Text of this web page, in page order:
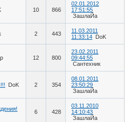
10 866
02.01.2012
17:51:55
ЗашлаЙа
2 443
11.03.2011
11:33:14
DoK
12 800
23.02.2011
09:44:55
Сантехник
DoK 2 354
08.01.2011
23:50:29
ЗашлаЙа
6 428
03.11.2010
14:10:43
ЗашлаЙа